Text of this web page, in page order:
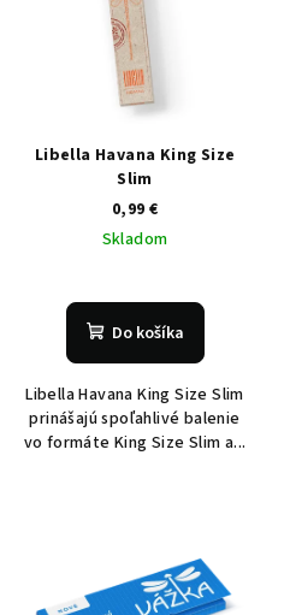
Libella Havana King Size
Slim
0,99 €
Skladom
Do košíka
Libella Havana King Size Slim
prinášajú spoľahlivé balenie
vo formáte King Size Slim a...